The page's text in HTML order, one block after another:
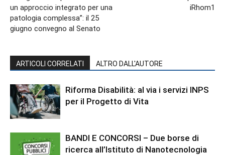
un approccio integrato per una
patologia complessa”: il 25
giugno convegno al Senato
iRhom1
ARTICOLI CORRELATI ALTRO DALL'AUTORE
Riforma Disabilità: al via i servizi INPS
per il Progetto di Vita
BANDI E CONCORSI – Due borse di
ricerca all’Istituto di Nanotecnologia